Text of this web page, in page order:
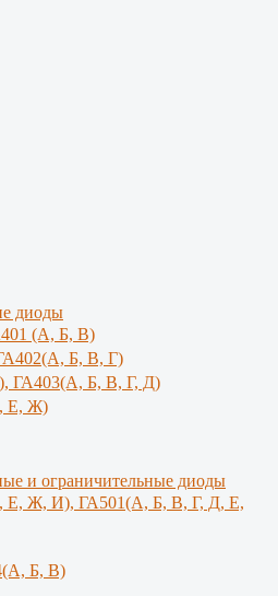
диоды
(А, Б, В)
Б, В, Г)
ГА403(А, Б, В, Г, Д)
Е, Ж)
и ограничительные диоды
E, Ж, И), ГА501(А, Б, В, Г, Д, Е,
Б, В)